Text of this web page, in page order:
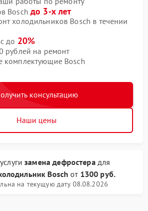
Boschдо 3-х лет
холодильников Bosch в течении
до 20%
рублей на ремонт
комплектующие Bosch
консультацию
Наши цены
замена дефростерадля
Bosch от 1300 руб.
на текущую дату 08.08.2026